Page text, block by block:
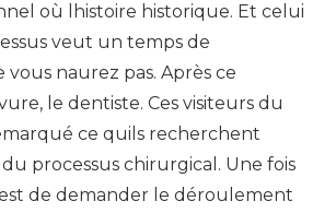
où lhistoire historique. Et celui
veut un temps de
naurez pas. Après ce
le dentiste. Ces visiteurs du
ce quils recherchent
processus chirurgical. Une fois
de demander le déroulement